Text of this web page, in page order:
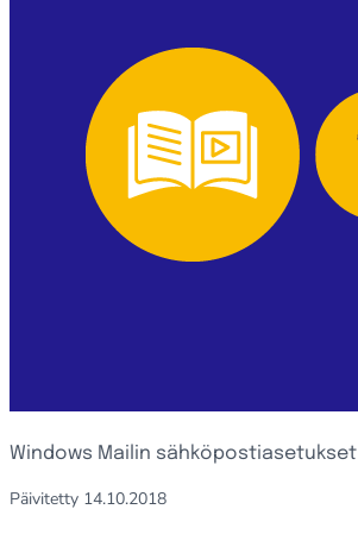
Windows Mailin sähköpostiasetukset
Päivitetty 14.10.2018